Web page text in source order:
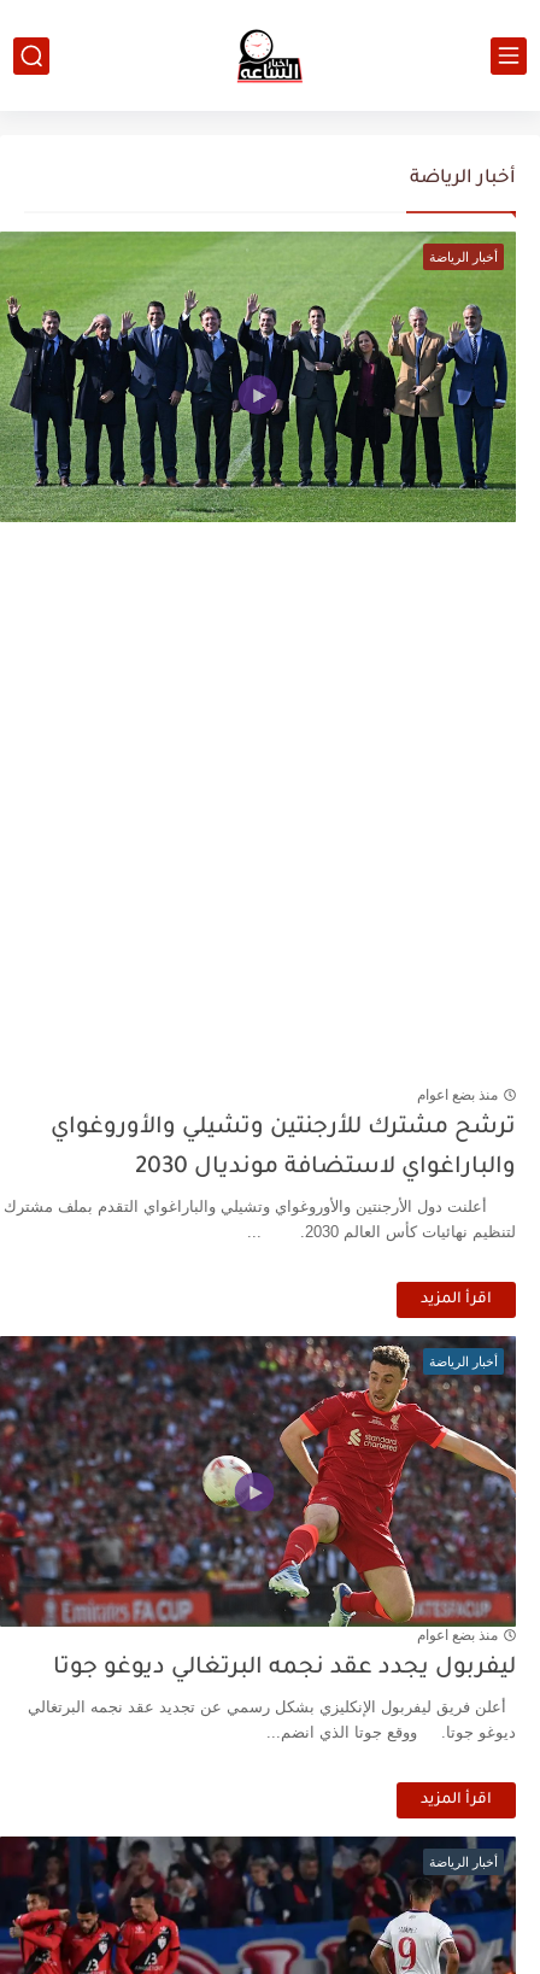
أخبار الرياضة
أخبار الرياضة
منذ بضع اعوام
ترشح مشترك للأرجنتين وتشيلي والأوروغواي
والباراغواي لاستضافة مونديال 2030
أعلنت دول الأرجنتين والأوروغواي وتشيلي والباراغواي التقدم بملف مشترك
لتنظيم نهائيات كأس العالم 2030. ...
اقرأ المزيد
أخبار الرياضة
منذ بضع اعوام
ليفربول يجدد عقد نجمه البرتغالي ديوغو جوتا
أعلن فريق ليفربول الإنكليزي بشكل رسمي عن تجديد عقد نجمه البرتغالي
ديوغو جوتا. ووقع جوتا الذي انضم...
اقرأ المزيد
أخبار الرياضة